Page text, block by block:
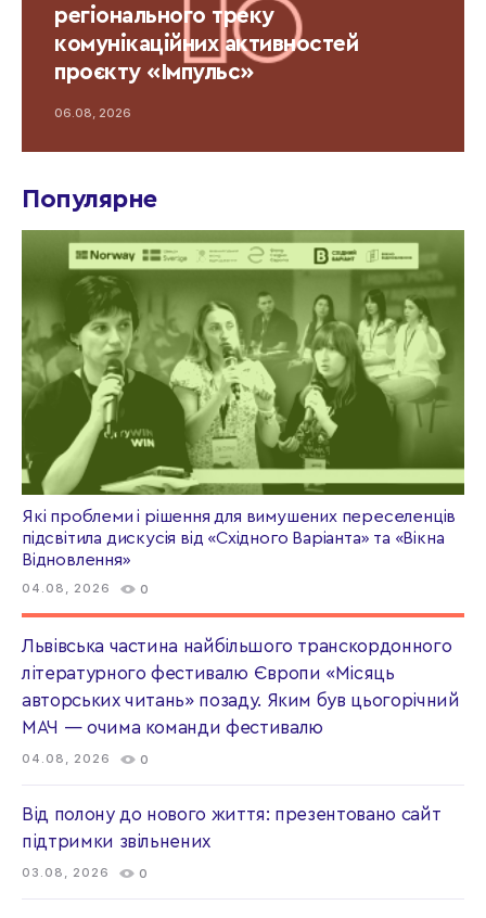
регіонального треку
комунікаційних активностей
проєкту «Імпульс»
06.08, 2026
Популярне
Які проблеми і рішення для вимушених переселенців
підсвітила дискусія від «Східного Варіанта» та «Вікна
Відновлення»
04.08, 2026 0
Львівська частина найбільшого транскордонного
літературного фестивалю Європи «Місяць
авторських читань» позаду. Яким був цьогорічний
МАЧ — очима команди фестивалю
04.08, 2026 0
Від полону до нового життя: презентовано сайт
підтримки звільнених
03.08, 2026 0